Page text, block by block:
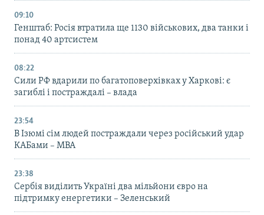
09:10
Генштаб: Росія втратила ще 1130 військових, два танки і
понад 40 артсистем
08:22
Сили РФ вдарили по багатоповерхівках у Харкові: є
загиблі і постраждалі – влада
23:54
В Ізюмі сім людей постраждали через російський удар
КАБами – МВА
23:38
Сербія виділить Україні два мільйони євро на
підтримку енергетики – Зеленський